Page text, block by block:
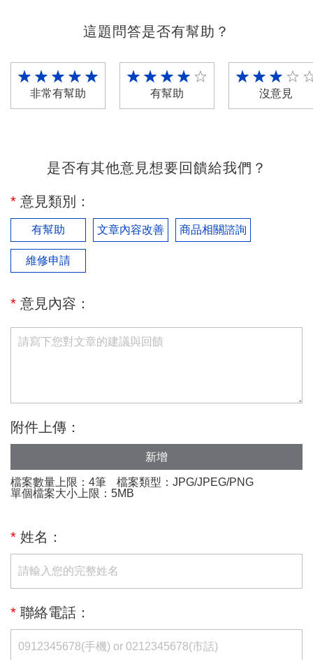
這題問答是否有幫助？
非常有幫助 有幫助 沒意見
是否有其他意見想要回饋給我們？
* 意見類別：
有幫助 文章內容改善 商品相關諮詢
維修申請
* 意見內容：
附件上傳：
新增
檔案數量上限：4筆
檔案類型：JPG/JPEG/PNG
單個檔案大小上限：5MB
* 姓名：
* 聯絡電話：